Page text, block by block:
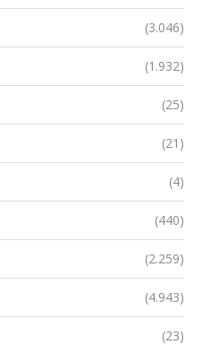
(3.046)
(1.932)
(25)
(21)
(4)
(440)
(2.259)
(4.943)
(23)